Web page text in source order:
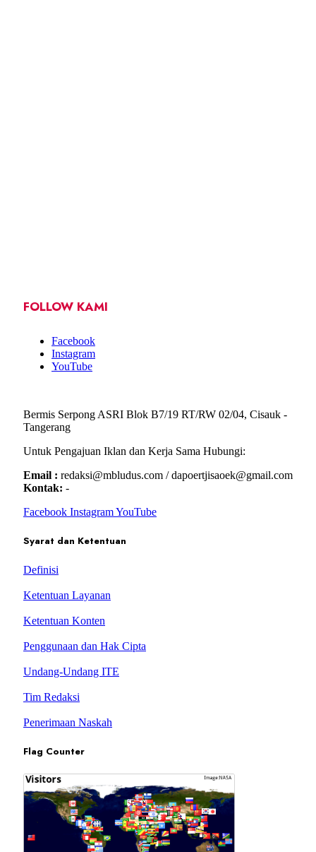
FOLLOW KAMI
Facebook
Instagram
YouTube
Bermis Serpong ASRI Blok B7/19 RT/RW 02/04, Cisauk -
Tangerang
Untuk Pengajuan Iklan dan Kerja Sama Hubungi:
Email : redaksi@mbludus.com / dapoertjisaoek@gmail.com
Kontak: -
Facebook InstagramYouTube
Syarat dan Ketentuan
Definisi
Ketentuan Layanan
Ketentuan Konten
Penggunaan dan Hak Cipta
Undang-Undang ITE
Tim Redaksi
Penerimaan Naskah
Flag Counter